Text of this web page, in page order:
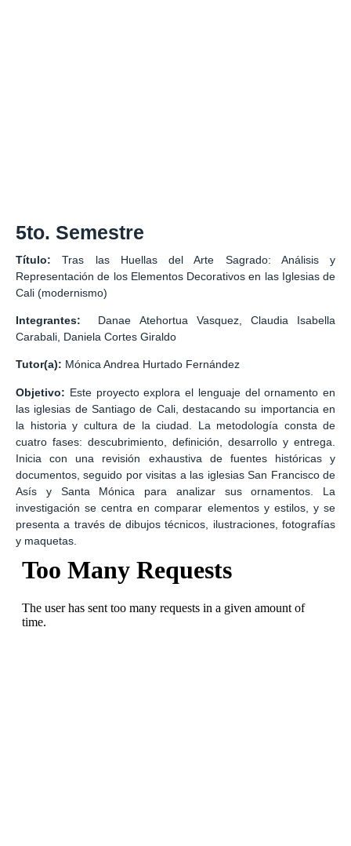
5to. Semestre
Título: Tras las Huellas del Arte Sagrado: Análisis y
Representación de los Elementos Decorativos en las Iglesias de
Cali (modernismo)
Integrantes:
Danae Atehortua Vasquez, Claudia Isabella
Carabali, Daniela Cortes Giraldo
Tutor(a): Mónica Andrea Hurtado Fernández
Objetivo: Este proyecto explora el lenguaje del ornamento en
las iglesias de Santiago de Cali, destacando su importancia en
la historia y cultura de la ciudad. La metodología consta de
cuatro fases: descubrimiento, definición, desarrollo y entrega.
Inicia con una revisión exhaustiva de fuentes históricas y
documentos, seguido por visitas a las iglesias San Francisco de
Asís y Santa Mónica para analizar sus ornamentos. La
investigación se centra en comparar elementos y estilos, y se
presenta a través de dibujos técnicos, ilustraciones, fotografías
y maquetas.